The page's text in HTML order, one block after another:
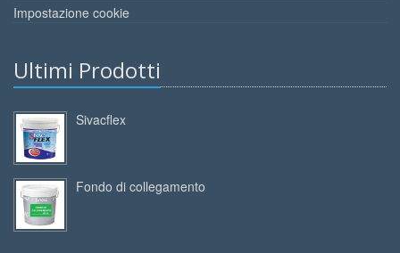
Impostazione cookie
Ultimi Prodotti
Sivacflex
Fondo di collegamento